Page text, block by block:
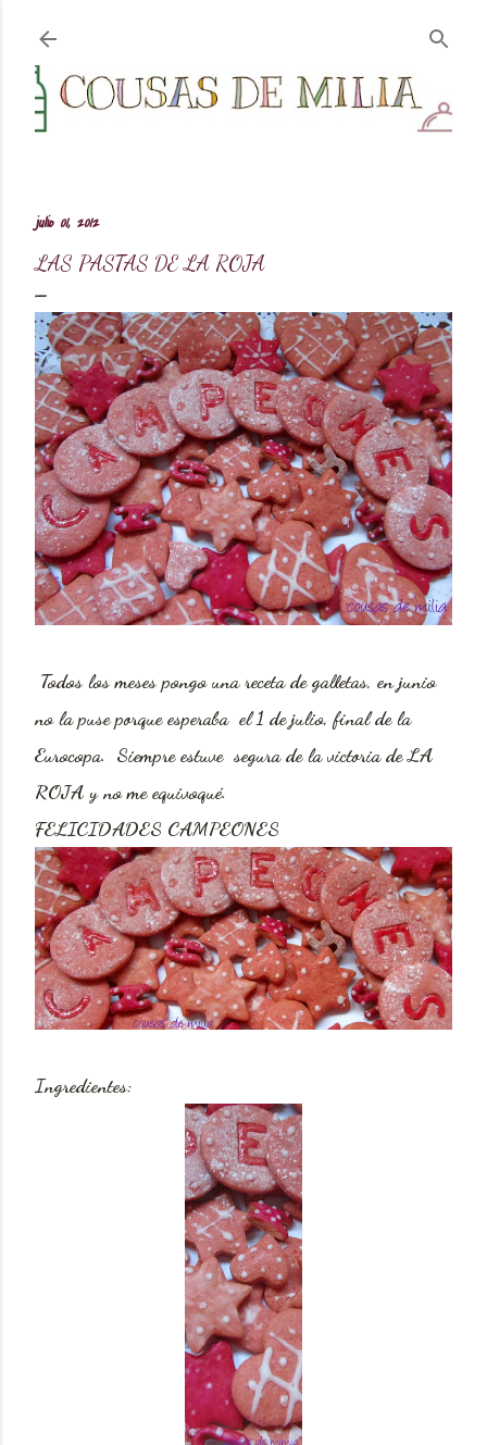
julio 01, 2012
LAS PASTAS DE LA ROJA
Todos los meses pongo una receta de galletas, en junio
no la puse porque esperaba el 1 de julio, final de la
Eurocopa. Siempre estuve segura de la victoria de LA
ROJA y no me equivoqué.
FELICIDADES CAMPEONES
Ingredientes: